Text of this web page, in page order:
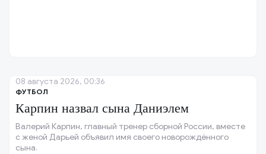
ФУТБОЛ
Карпин назвал сына Даниэлем
Валерий Карпин, главный тренер сборной России, вместе
с женой Дарьей объявил имя своего новорождённого
сына.
08 августа 2026, 00:36